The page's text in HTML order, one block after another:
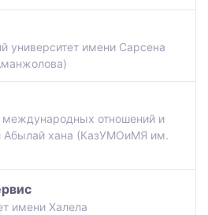
университет имени Сарсена
международных отношений и
Абылай хана (КазУМОиМЯ им.
имени Халела